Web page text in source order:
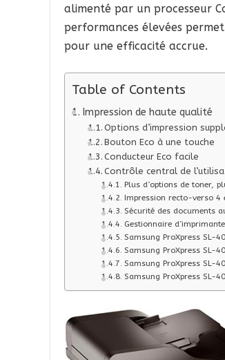
alimenté par un processeur
performances élevées
pour une efficacité accrue.
Table of Contents
Impression de haute qualité
Options d’impression
Bouton Eco à une touche
Conducteur Eco facile
Contrôle central de
Plus d’options de toner,
Impression recto-verso 4
Sécurité des documents
Gestionnaire
Samsung ProXpress SL-
Samsung ProXpress SL-
Samsung ProXpress SL-
Samsung ProXpress SL-